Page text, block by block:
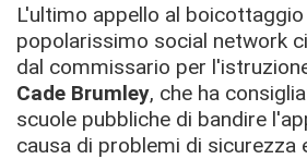
L'ultimo appello al boicottaggio
popolarissimo social network
dal commissario per
Cade Brumley, che ha
scuole pubbliche di bandire
causa di problemi di sicurezza